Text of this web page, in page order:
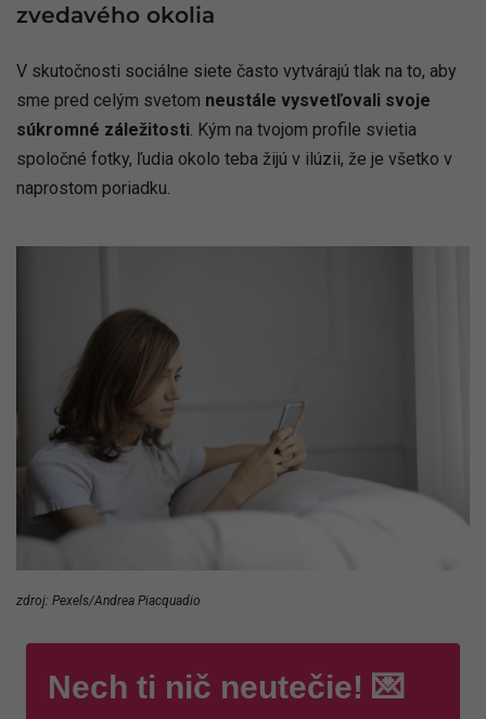
zvedavého okolia
V skutočnosti sociálne siete často vytvárajú tlak na to, aby
sme pred celým svetom neustále vysvetľovali svoje
súkromné záležitosti. Kým na tvojom profile svietia
spoločné fotky, ľudia okolo teba žijú v ilúzii, že je všetko v
naprostom poriadku.
zdroj: Pexels/Andrea Piacquadio
Nech ti nič neutečie! 💌